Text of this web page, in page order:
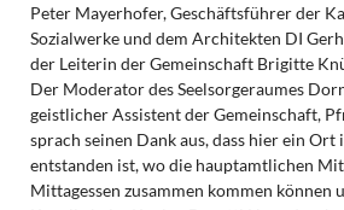
Peter Mayerhofer, Geschäftsführer der
Sozialwerke und dem Architekten DI
der Leiterin der Gemeinschaft Brigitte
Der Moderator des Seelsorgeraumes
geistlicher Assistent der Gemeinschaft,
sprach seinen Dank aus, dass hier ein Ort
entstanden ist, wo die hauptamtlichen
Mittagessen zusammen kommen können